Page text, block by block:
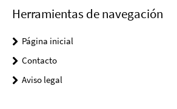
Herramientas de navegación
Página inicial
Contacto
Aviso legal